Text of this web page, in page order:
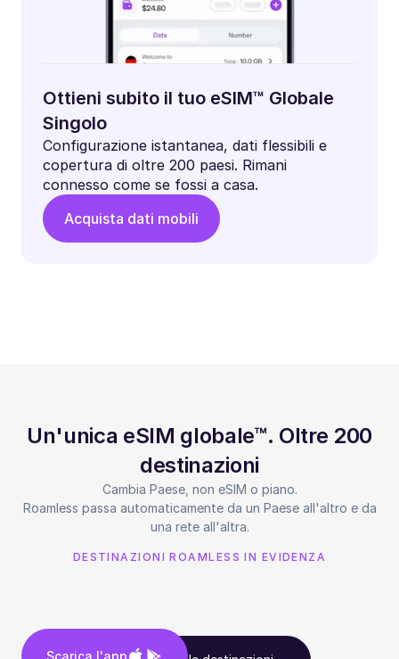
Ottieni subito il tuo eSIM™ Globale
Singolo
Configurazione istantanea, dati flessibili e
copertura di oltre 200 paesi. Rimani
connesso come se fossi a casa.
Acquista dati mobili
Un'unica eSIM globale™. Oltre 200
destinazioni
Cambia Paese, non eSIM o piano.
Roamless passa automaticamente da un Paese all'altro e da
una rete all'altra.
DESTINAZIONI ROAMLESS IN EVIDENZA
Scarica l'app